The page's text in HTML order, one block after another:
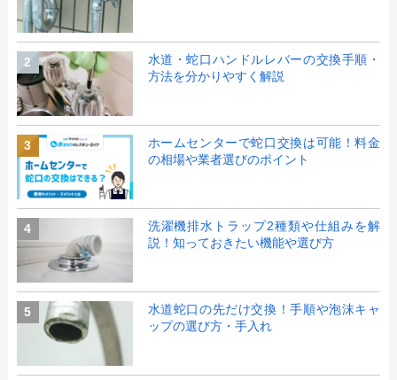
2
水道・蛇口ハンドルレバーの交換手順・
方法を分かりやすく解説
3
ホームセンターで蛇口交換は可能！料金
の相場や業者選びのポイント
4
洗濯機排水トラップ2種類や仕組みを解
説！知っておきたい機能や選び方
5
水道蛇口の先だけ交換！手順や泡沫キャ
ップの選び方・手入れ